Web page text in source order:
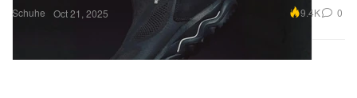
Schuhe Oct 21, 2025 9.4K 0